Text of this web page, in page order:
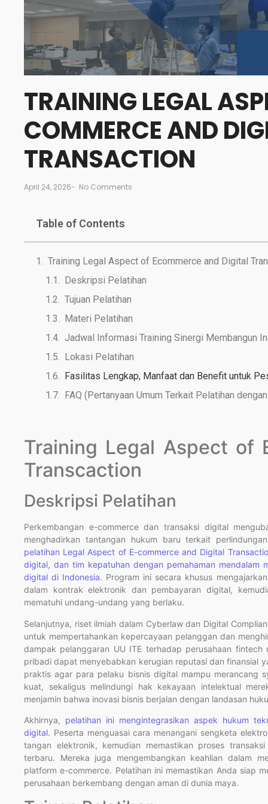
TRAINING LEGAL
COMMERCE AND
TRANSACTION
April 24, 2026- No Comments
Table of Contents
Training Legal Aspect of Ecommerce and Digital
Deskripsi Pelatihan
Tujuan Pelatihan
Materi Pelatihan
Jadwal Informasi Training Sinergi Membangun
Lokasi Pelatihan
Fasilitas Lengkap, Manfaat dan Benefit untuk
FAQ (Pertanyaan Umum Terkait Pelatihan
Training Legal Aspect of
Transcaction
Deskripsi Pelatihan
Perkembangan e-commerce dan transaksi digital
menghadirkan tantangan hukum baru terkait
pelatihan Legal Aspect of E-commerce and Digital
digital, dan tim kepatuhan dengan pemahaman mendalam
digital di Indonesia. Program ini secara khusus
dalam kontrak elektronik dan pembayaran digital,
mematuhi undang-undang yang berlaku.
Selanjutnya, riset ilmiah dalam Cyberlaw dan Digital
untuk mempertahankan kepercayaan pelanggan dan
dampak pelanggaran UU ITE terhadap perusahaan
pribadi dapat menyebabkan kerugian reputasi dan finansial
praktis agar para pelaku bisnis digital mampu merancang
kuat, sekaligus melindungi hak kekayaan intelektual
menjamin bahwa inovasi bisnis berjalan dengan landasan
Akhirnya, pelatihan ini mengintegrasikan aspek hukum
digital. Peserta menguasai cara menangani sengketa
tangan elektronik, kemudian memastikan proses
terbaru. Mereka juga mengembangkan keahlian dalam
platform e-commerce. Pelatihan ini memastikan Anda siap
perusahaan berkembang dengan aman di dunia maya.